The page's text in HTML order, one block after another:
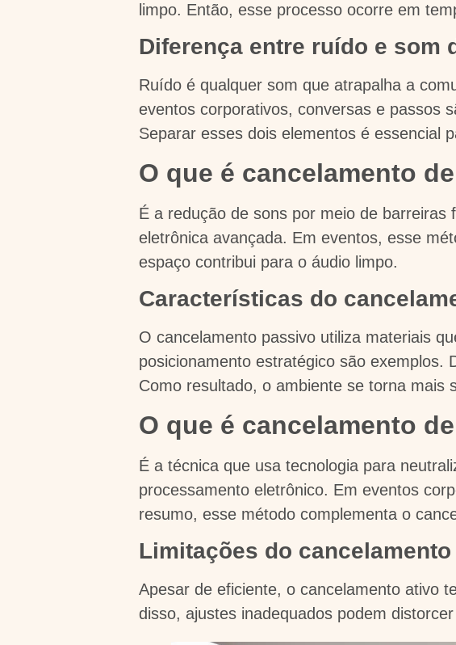
limpo. Então, esse processo ocorre em
Diferença entre ruído e som
Ruído é qualquer som que atrapalha a
eventos corporativos, conversas e passos
Separar esses dois elementos é essencial
O que é cancelamento
É a redução de sons por meio de
eletrônica avançada. Em eventos, esse
espaço contribui para o áudio limpo.
Características do
O cancelamento passivo utiliza materiais
posicionamento estratégico são
Como resultado, o ambiente se torna mais
O que é cancelamento
É a técnica que usa tecnologia para
processamento eletrônico. Em eventos
resumo, esse método complementa o
Limitações do
Apesar de eficiente, o cancelamento ativo
disso, ajustes inadequados podem